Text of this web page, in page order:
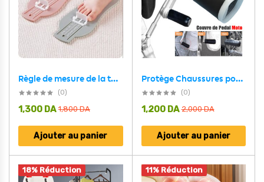
Règle de mesure de la taille des chaussures pour enfants – أداة قياس القدم للأطفال
(0)
1,800DA
1,300 DA
Ajouter au panier
Protège Chaussures pour Moto en Caoutchouc Durable – أداة حماية الأحذية لسائقي الدراجات
(0)
2,000DA
1,200 DA
Ajouter au panier
18% Réduction 11% Réduction